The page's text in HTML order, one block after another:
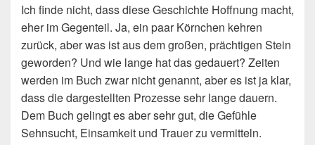
Ich finde nicht, dass diese Geschichte Hoffnung macht,
eher im Gegenteil. Ja, ein paar Körnchen kehren
zurück, aber was ist aus dem großen, prächtigen Stein
geworden? Und wie lange hat das gedauert? Zeiten
werden im Buch zwar nicht genannt, aber es ist ja klar,
dass die dargestellten Prozesse sehr lange dauern.
Dem Buch gelingt es aber sehr gut, die Gefühle
Sehnsucht, Einsamkeit und Trauer zu vermitteln.